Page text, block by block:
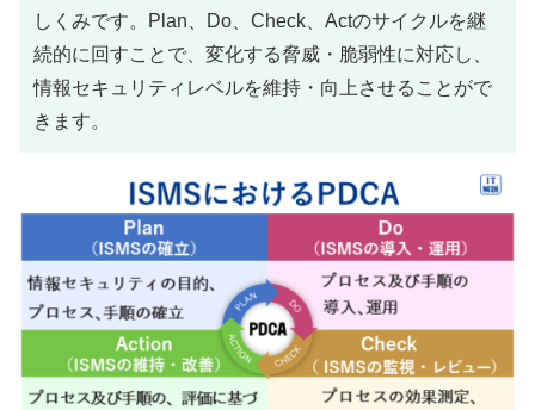
しくみです。Plan、Do、Check、Actのサイクルを継
続的に回すことで、変化する脅威・脆弱性に対応し、
情報セキュリティレベルを維持・向上させることがで
きます。